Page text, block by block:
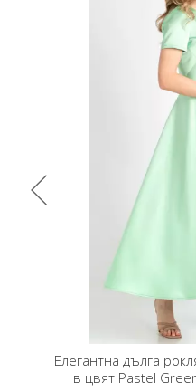
Елегантна дълга
в цвят Pastel